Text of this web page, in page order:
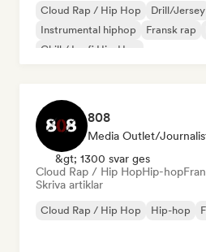
Cloud Rap / Hip Hop Drill/Jersey
Instrumental hiphop
Fransk rap
Chill / Lo-fi Hip-Hop
808
Media Outlet/
&gt; 1300 svar ges
Cloud Rap / Hip HopHip-hop
Skriva artiklar
Cloud Rap / Hip Hop Hip-hop